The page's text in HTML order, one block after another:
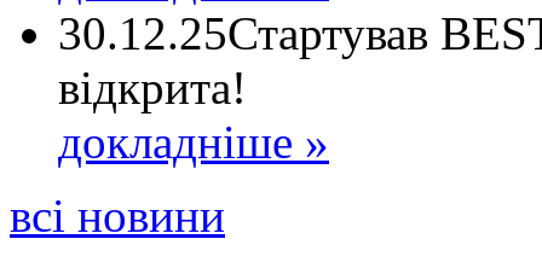
30.12.25Стартував
відкрита!
докладніше »
всі новини